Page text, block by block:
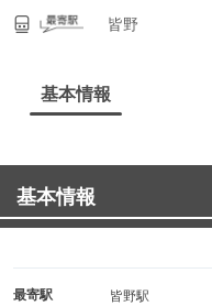
皆野
基本情報
基本情報
最寄駅 皆野駅